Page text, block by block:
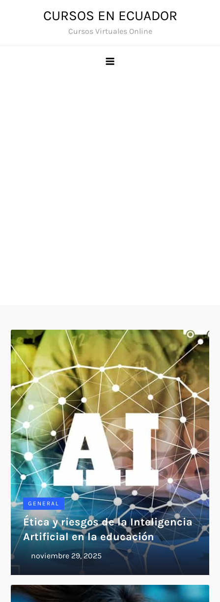
CURSOS EN ECUADOR
Cursos Virtuales Online
GENERAL
Ética y riesgos de la Inteligencia
Artificial en la educación